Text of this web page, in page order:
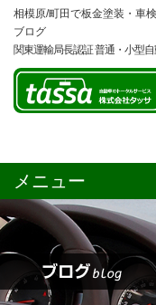
相模原/町田で板金塗装・車
ブログ
関東運輸局長認証 普通・小型
メニュー